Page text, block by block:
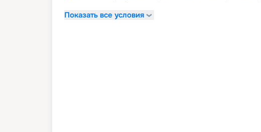
Показать все условия